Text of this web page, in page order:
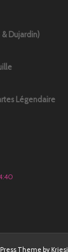
& Dujardin)
Légendaire
Theme by Kriesi